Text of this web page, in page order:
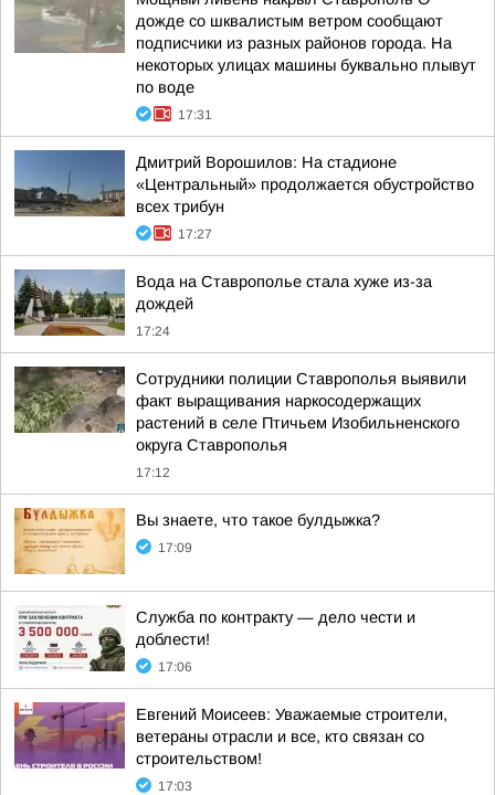
дожде со шквалистым ветром сообщают
подписчики из разных районов города. На
некоторых улицах машины буквально плывут
по воде
17:31
Дмитрий Ворошилов: На стадионе
«Центральный» продолжается обустройство
всех трибун
17:27
Вода на Ставрополье стала хуже из-за
дождей
17:24
Сотрудники полиции Ставрополья выявили
факт выращивания наркосодержащих
растений в селе Птичьем Изобильненского
округа Ставрополья
17:12
Вы знаете, что такое булдыжка?
17:09
Служба по контракту — дело чести и
доблести!
17:06
Евгений Моисеев: Уважаемые строители,
ветераны отрасли и все, кто связан со
строительством!
17:03